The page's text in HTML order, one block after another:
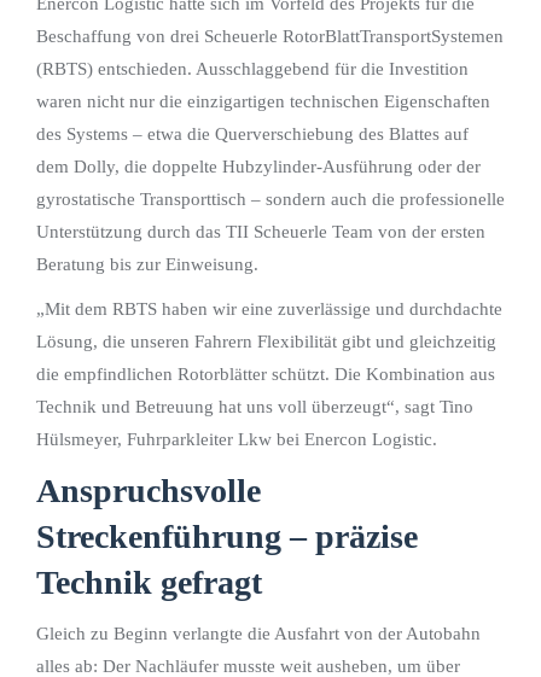
Beschaffung von drei Scheuerle RotorBlattTransportSystemen
(RBTS) entschieden. Ausschlaggebend für die Investition
waren nicht nur die einzigartigen technischen Eigenschaften
des Systems – etwa die Querverschiebung des Blattes auf
dem Dolly, die doppelte Hubzylinder-Ausführung oder der
gyrostatische Transporttisch – sondern auch die professionelle
Unterstützung durch das TII Scheuerle Team von der ersten
Beratung bis zur Einweisung.
„Mit dem RBTS haben wir eine zuverlässige und durchdachte
Lösung, die unseren Fahrern Flexibilität gibt und gleichzeitig
die empfindlichen Rotorblätter schützt. Die Kombination aus
Technik und Betreuung hat uns voll überzeugt“, sagt Tino
Hülsmeyer, Fuhrparkleiter Lkw bei Enercon Logistic.
Anspruchsvolle
Streckenführung – präzise
Technik gefragt
Gleich zu Beginn verlangte die Ausfahrt von der Autobahn
alles ab: Der Nachläufer musste weit ausheben, um über